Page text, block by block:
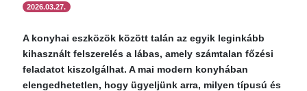
2026.03.27.
A konyhai eszközök között talán az egyik leginkább
kihasznált felszerelés a lábas, amely számtalan főzési
feladatot kiszolgálhat. A mai modern konyhában
elengedhetetlen, hogy ügyeljünk arra, milyen típusú és